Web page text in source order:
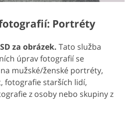
Portréty
za obrázek. Tato služba
úprav fotografií se
mužské/ženské portréty,
fotografie starších lidí,
z osoby nebo skupiny z